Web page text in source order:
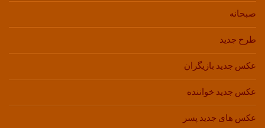
صبحانه
طرح جدید
عکس جدید بازیگران
عکس جدید خواننده
عکس های جدید پسر